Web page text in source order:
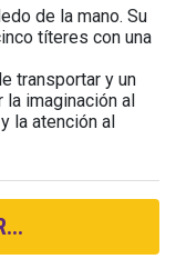
de la mano. Su
títeres con una
transportar y un
la imaginación al
la atención al